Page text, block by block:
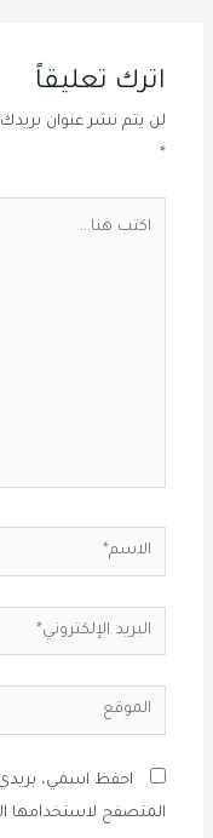
اترك تعليقاً
لن يتم نشر عنوان بريدك
*
الاسم*
البريد
الإلكتروني*
الموقع
احفظ اسمي، بريدي
المتصفح لاستخدامها